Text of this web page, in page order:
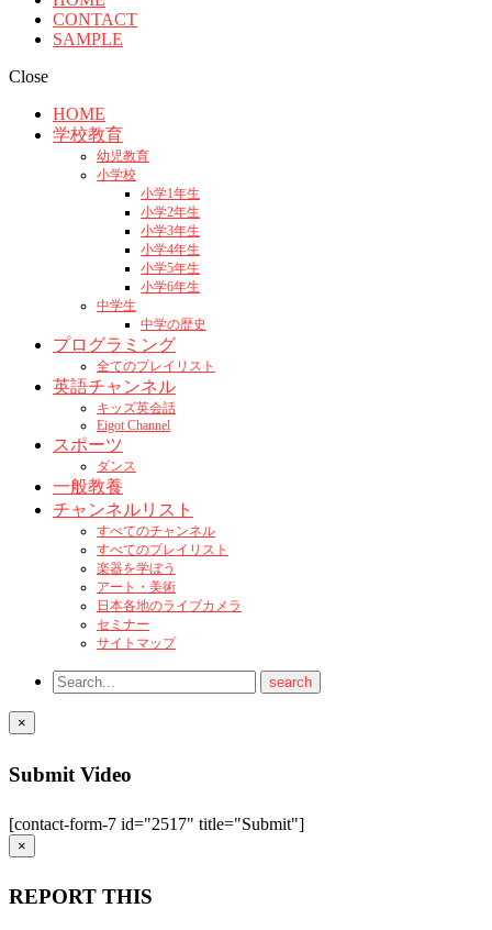
CONTACT
SAMPLE
Close
HOME
学校教育
幼児教育
小学校
小学1年生
小学2年生
小学3年生
小学4年生
小学5年生
小学6年生
中学生
中学の歴史
プログラミング
全てのプレイリスト
英語チャンネル
キッズ英会話
Eigot Channel
スポーツ
ダンス
一般教養
チャンネルリスト
すべてのチャンネル
すべてのプレイリスト
楽器を学ぼう
アート・美術
日本各地のライブカメラ
セミナー
サイトマップ
×
Submit Video
[contact-form-7 id="2517" title="Submit"]
×
REPORT THIS